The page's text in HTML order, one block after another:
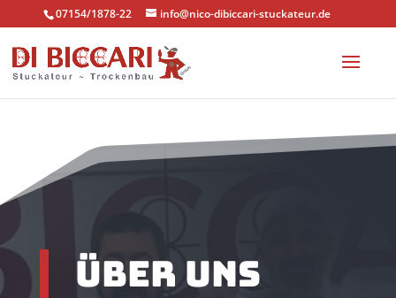
#main-footer .footer-widget h4 { color: #efefef!important; }
07154/1878-22 info@nico-dibiccari-stuckateur.de
Über uns